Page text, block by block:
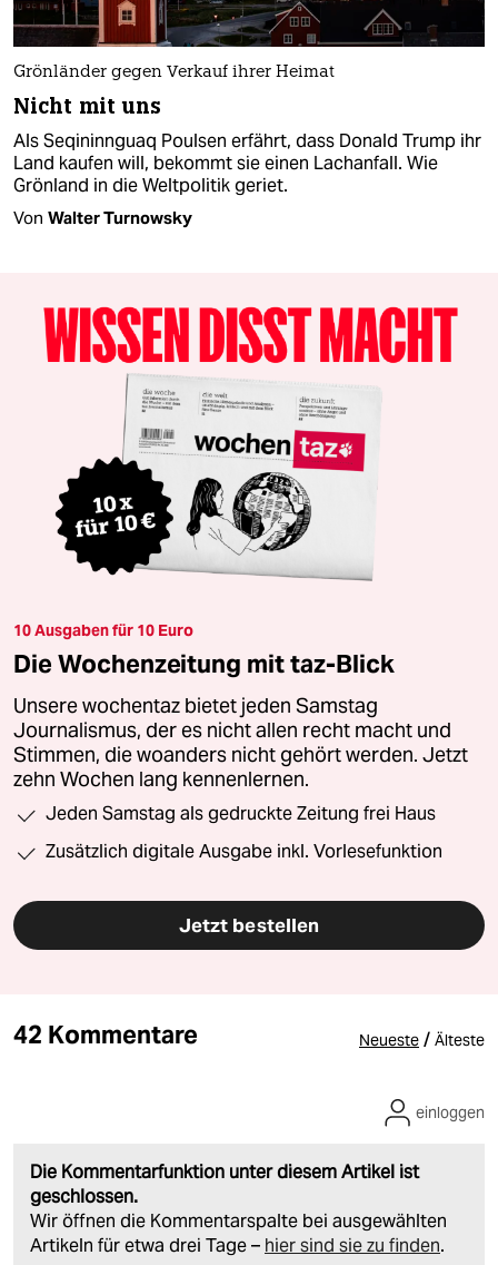
Grönländer gegen Verkauf ihrer Heimat
Nicht mit uns
Als Seqininnguaq Poulsen erfährt, dass Donald Trump ihr
Land kaufen will, bekommt sie einen Lachanfall. Wie
Grönland in die Weltpolitik geriet.
Von Walter Turnowsky
10 Ausgaben für 10 Euro
Die Wochenzeitung mit taz-Blick
Unsere wochentaz bietet jeden Samstag
Journalismus, der es nicht allen recht macht und
Stimmen, die woanders nicht gehört werden. Jetzt
zehn Wochen lang kennenlernen.
Jeden Samstag als gedruckte Zeitung frei Haus
Zusätzlich digitale Ausgabe inkl. Vorlesefunktion
Jetzt bestellen
42 Kommentare Neueste / Älteste
Die Kommentarfunktion unter diesem Artikel ist
geschlossen.
Wir öffnen die Kommentarspalte bei ausgewählten
Artikeln für etwa drei Tage – hier sind sie zu finden.
einloggen